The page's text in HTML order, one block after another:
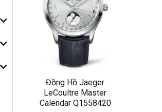
Đồng Hồ Jaeger
LeCoultre Master
Calendar Q1558420